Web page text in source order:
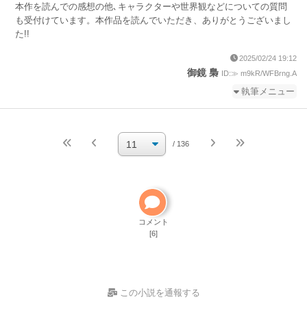
本作を読んでの感想の他､キャラクターや世界観などについての質問
も受付けています。本作品を読んでいただき、ありがとうございまし
た!!
2025/02/24 19:12
御鏡 梟 ID:≫ m9kR/WFBrng.A
執筆メニュー
続きを執筆
/ 136
コメント
[6]
この小説を通報する